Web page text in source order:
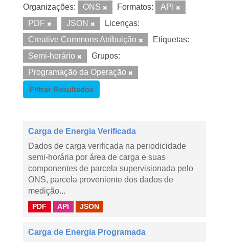
Organizações: ONS Formatos:
API
PDF
JSON
Licenças:
Creative Commons Atribuição
Etiquetas:
Semi-horário
Grupos:
Programação da Operação
Filtrar Resultados
Carga de Energia Verificada
Dados de carga verificada na periodicidade
semi-horária por área de carga e suas
componentes de parcela supervisionada pelo
ONS, parcela proveniente dos dados de
medição...
PDF API JSON
Carga de Energia Programada